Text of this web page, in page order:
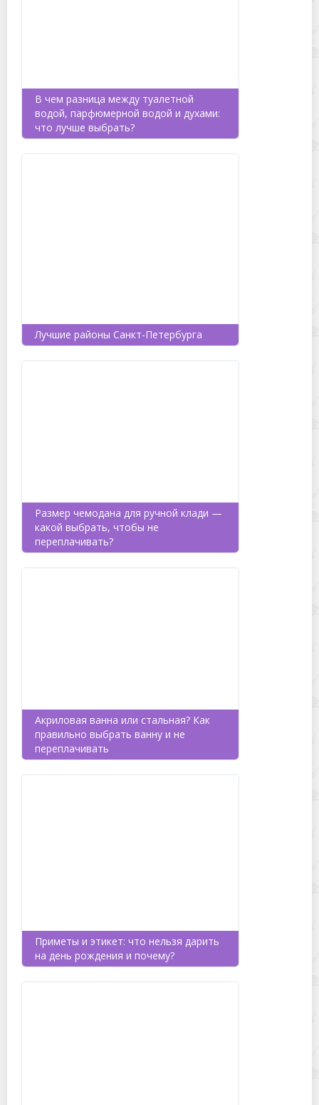
В чем разница между туалетной
водой, парфюмерной водой и духами:
что лучше выбрать?
Лучшие районы Санкт-Петербурга
Размер чемодана для ручной клади —
какой выбрать, чтобы не
переплачивать?
Акриловая ванна или стальная? Как
правильно выбрать ванну и не
переплачивать
Приметы и этикет: что нельзя дарить
на день рождения и почему?